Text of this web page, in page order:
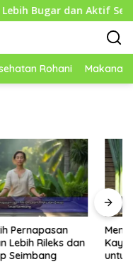
dan Aktif Setiap Hari
Rohani Makanan
Sayuran Hijau
Nutrisi yang Cocok
Menu Sehat Modern